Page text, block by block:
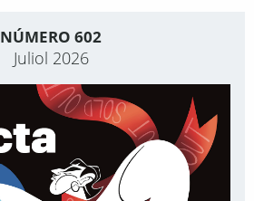
NÚMERO 602
Juliol 2026